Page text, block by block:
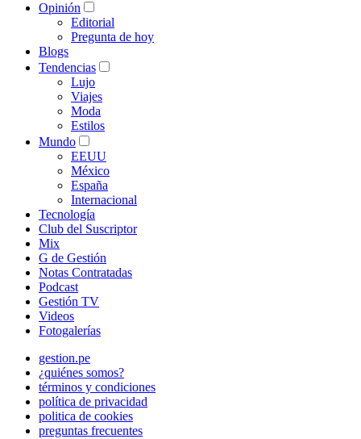
Opinión
Editorial
Pregunta de hoy
Blogs
Tendencias
Lujo
Viajes
Moda
Estilos
Mundo
EEUU
México
España
Internacional
Tecnología
Club del Suscriptor
Mix
G de Gestión
Notas Contratadas
Podcast
Gestión TV
Videos
Fotogalerías
gestion.pe
¿quiénes somos?
términos y condiciones
política de privacidad
politica de cookies
preguntas frecuentes